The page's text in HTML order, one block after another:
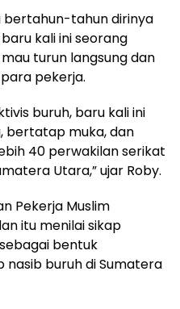
bertahun-tahun dirinya
kali ini seorang
turun langsung dan
pekerja.
buruh, baru kali ini
bertatap muka, dan
40 perwakilan serikat
Utara,” ujar Roby.
Pekerja Muslim
itu menilai sikap
bentuk
buruh di Sumatera